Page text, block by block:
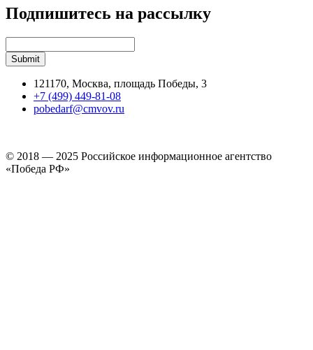
Подпишитесь на рассылку
121170, Москва, площадь Победы, 3
+7 (499) 449-81-08
pobedarf@cmvov.ru
© 2018 — 2025 Российское информационное агентство
«Победа РФ»